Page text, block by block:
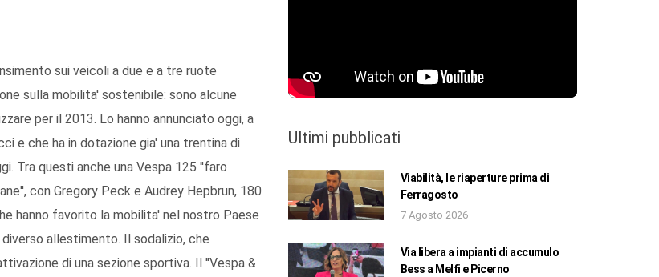
sui veicoli a due e a tre ruote
sulla mobilita' sostenibile: sono alcune
per il 2013. Lo hanno annunciato oggi, a
e che ha in dotazione gia' una trentina di
Tra questi anche una Vespa 125 ''faro
con Gregory Peck e Audrey Hepbrun, 180
hanno favorito la mobilita' nel nostro Paese
allestimento. Il sodalizio, che
di una sezione sportiva. Il ''Vespa &
Ultimi pubblicati
Viabilità, le riaperture prima di
Ferragosto
7 Agosto 2026
Via libera a impianti di accumulo
Bess a Melfi e Picerno